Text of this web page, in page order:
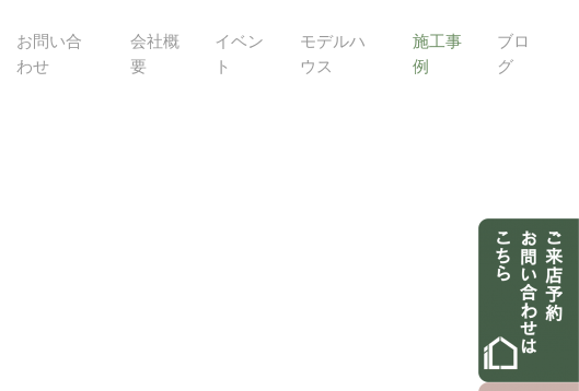
お問い合
わせ
会社概
要
イベン
ト
モデルハ
ウス
施工事
例
ブロ
グ